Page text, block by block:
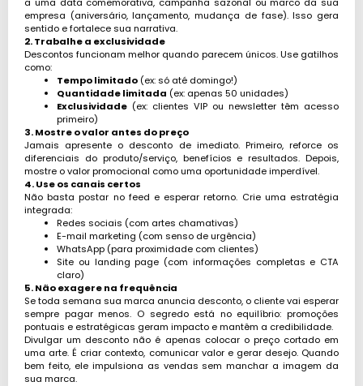
empresa (aniversário, lançamento, mudança de fase). Isso gera
sentido e fortalece sua narrativa.
2. Trabalhe a exclusividade
Descontos funcionam melhor quando parecem únicos. Use gatilhos
como:
Tempo limitado (ex: só até domingo!)
Quantidade limitada (ex: apenas 50 unidades)
Exclusividade (ex: clientes VIP ou newsletter têm acesso
primeiro)
3. Mostre o valor antes do preço
Jamais apresente o desconto de imediato. Primeiro, reforce os
diferenciais do produto/serviço, benefícios e resultados. Depois,
mostre o valor promocional como uma oportunidade imperdível.
4. Use os canais certos
Não basta postar no feed e esperar retorno. Crie uma estratégia
integrada:
Redes sociais (com artes chamativas)
E-mail marketing (com senso de urgência)
WhatsApp (para proximidade com clientes)
Site ou landing page (com informações completas e CTA
claro)
5. Não exagere na frequência
Se toda semana sua marca anuncia desconto, o cliente vai esperar
sempre pagar menos. O segredo está no equilíbrio: promoções
pontuais e estratégicas geram impacto e mantêm a credibilidade.
Divulgar um desconto não é apenas colocar o preço cortado em
uma arte. É criar contexto, comunicar valor e gerar desejo. Quando
bem feito, ele impulsiona as vendas sem manchar a imagem da
sua marca.